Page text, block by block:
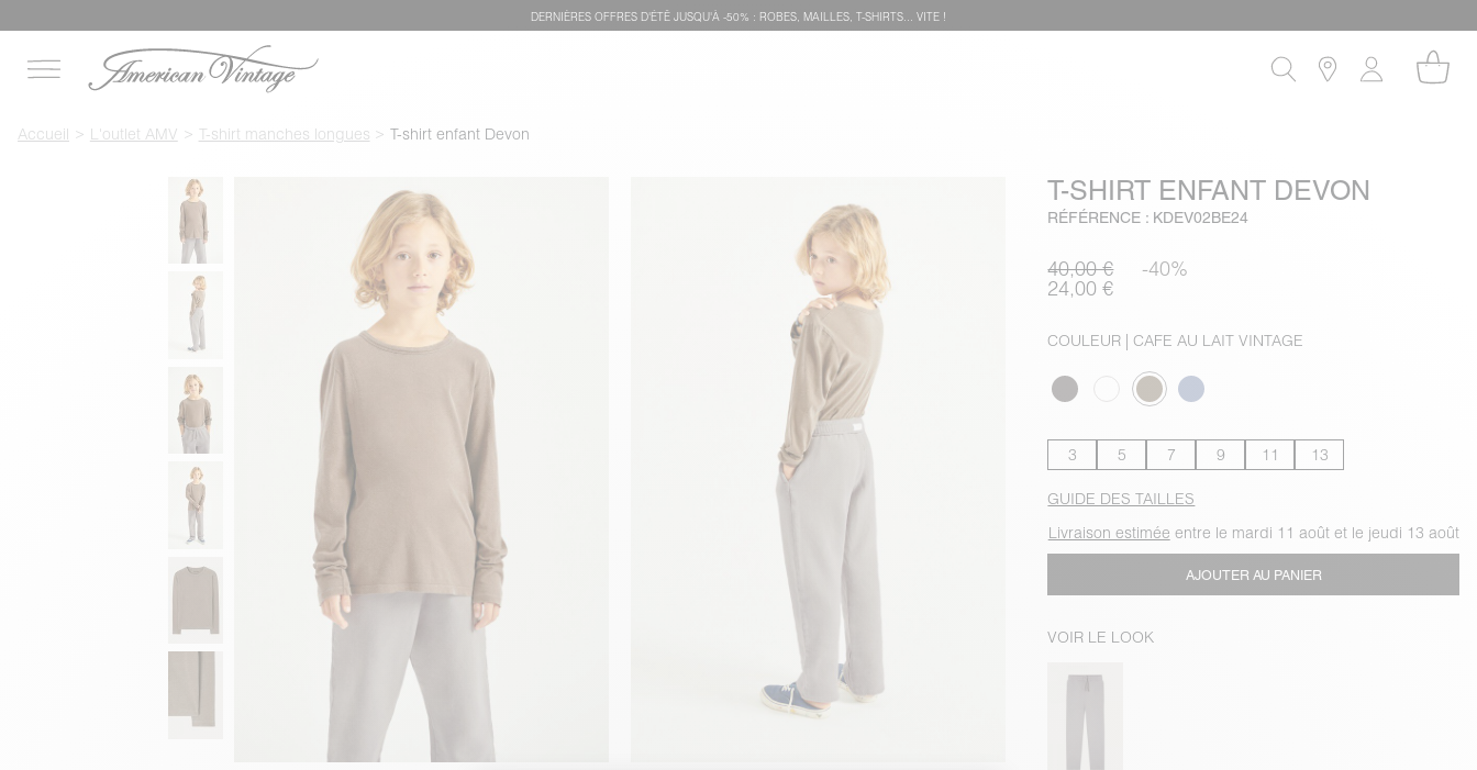
DERNIÈRES OFFRES D'ÉTÊ JUSQU'À -50% : ROBES, MAILLES, T-SHIRTS... VITE !
Accueil L'outlet AMV T-shirt manches longues T-shirt enfant Devon
T-SHIRT ENFANT DEVON
RÉFÉRENCE : KDEV02BE24
40,00 € -40%
24,00 €
COULEUR | CAFE AU LAIT VINTAGE
3 5 7 9 11 13
GUIDE DES TAILLES
Livraison estimée entre le mardi 11 août et le jeudi 13 août
AJOUTER AU PANIER
VOIR LE LOOK